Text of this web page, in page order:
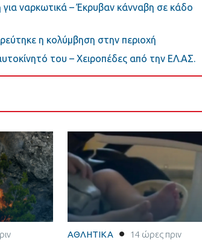
ναρκωτικά – Έκρυβαν κάνναβη σε κάδο
η κολύμβηση στην περιοχή
του – Χειροπέδες από την ΕΛ.ΑΣ.
ΑΘΛΗΤΙΚΑ 14 ώρες πριν